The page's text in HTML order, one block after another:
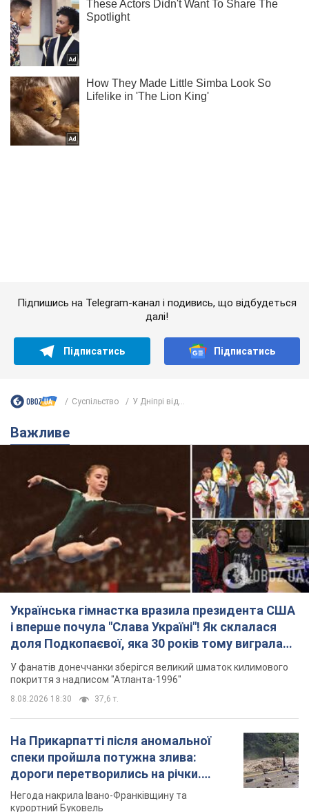
Важливе
Українська гімнастка вразила президента США
і вперше почула "Слава Україні"! Як склалася
доля Подкопаєвої, яка 30 років тому виграла
"золото" Олімпіади
У фанатів донеччанки зберігся великий шматок килимового
покриття з надписом "Атланта-1996"
8.08.2026 18:30 37,6 т.
На Прикарпатті після аномальної
спеки пройшла потужна злива:
дороги перетворились на річки.
Відео
курортний Буковель
за газ через покази зіпсованого
лічильника: суддя ухвалив
неочікуване рішення
8.08.2026 14:43 32,3 т.